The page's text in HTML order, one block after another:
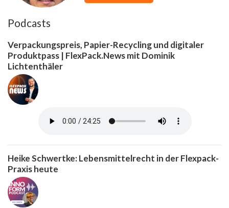
Podcasts
Verpackungspreis, Papier-Recycling und digitaler
Produktpass | FlexPack.News mit Dominik
Lichtenthäler
Heike Schwertke: Lebensmittelrecht in der Flexpack-
Praxis heute